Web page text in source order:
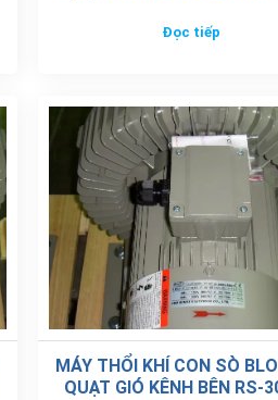
Đọc tiếp
MÁY THỔI KHÍ CON SÒ
QUẠT GIÓ KÊNH BÊN RS-